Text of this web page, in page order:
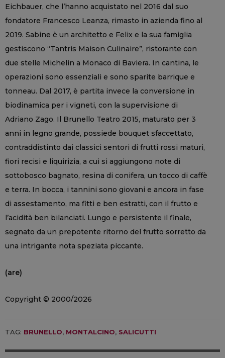
Eichbauer, che l’hanno acquistato nel 2016 dal suo
fondatore Francesco Leanza, rimasto in azienda fino al
2019. Sabine è un architetto e Felix e la sua famiglia
gestiscono “Tantris Maison Culinaire”, ristorante con
due stelle Michelin a Monaco di Baviera. In cantina, le
operazioni sono essenziali e sono sparite barrique e
tonneau. Dal 2017, è partita invece la conversione in
biodinamica per i vigneti, con la supervisione di
Adriano Zago. Il Brunello Teatro 2015, maturato per 3
anni in legno grande, possiede bouquet sfaccettato,
contraddistinto dai classici sentori di frutti rossi maturi,
fiori recisi e liquirizia, a cui si aggiungono note di
sottobosco bagnato, resina di conifera, un tocco di caffè
e terra. In bocca, i tannini sono giovani e ancora in fase
di assestamento, ma fitti e ben estratti, con il frutto e
l’acidità ben bilanciati. Lungo e persistente il finale,
segnato da un prepotente ritorno del frutto sorretto da
una intrigante nota speziata piccante.
(are)
Copyright © 2000/2026
TAG: BRUNELLO, MONTALCINO, SALICUTTI